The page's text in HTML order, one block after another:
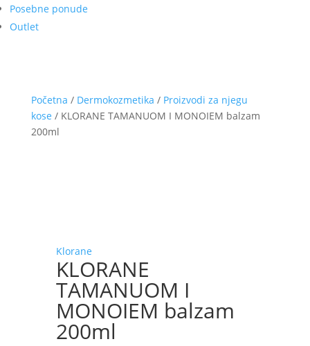
Posebne ponude
Outlet
Početna / Dermokozmetika / Proizvodi za njegu
kose / KLORANE TAMANUOM I MONOIEM balzam
200ml
Klorane
KLORANE
TAMANUOM I
MONOIEM balzam
200ml